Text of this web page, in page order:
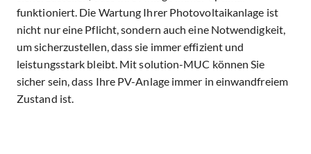
funktioniert. Die Wartung Ihrer Photovoltaikanlage ist
nicht nur eine Pflicht, sondern auch eine Notwendigkeit,
um sicherzustellen, dass sie immer effizient und
leistungsstark bleibt. Mit solution-MUC können Sie
sicher sein, dass Ihre PV-Anlage immer in einwandfreiem
Zustand ist.